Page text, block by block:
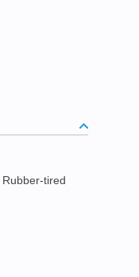
Rubber-tired